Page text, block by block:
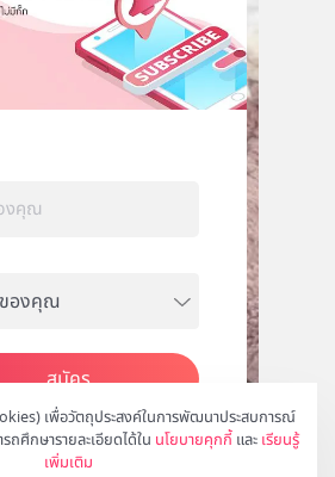
เพื่อวัตถุประสงค์ในการพัฒนาประสบการณ์
ถศึกษารายละเอียดได้ใน นโยบายคุกกี้ และ เรียนรู้
เพิ่มเติม
สมัคร